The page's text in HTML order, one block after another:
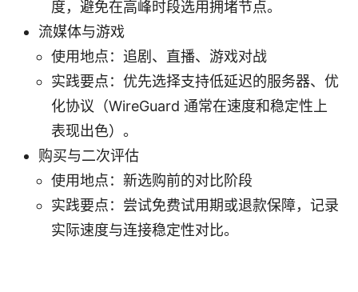
度，避免在高峰时段选用拥堵节点。
流媒体与游戏
使用地点：追剧、直播、游戏对战
实践要点：优先选择支持低延迟的服务器、优
化协议（WireGuard 通常在速度和稳定性上
表现出色）。
购买与二次评估
使用地点：新选购前的对比阶段
实践要点：尝试免费试用期或退款保障，记录
实际速度与连接稳定性对比。